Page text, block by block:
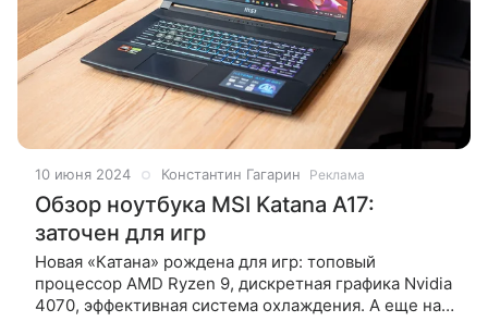
10 июня 2024 Константин Гагарин Реклама
Обзор ноутбука MSI Katana A17:
заточен для игр
Новая «Катана» рождена для игр: топовый
процессор AMD Ryzen 9, дискретная графика Nvidia
4070, эффективная система охлаждения. А еще на